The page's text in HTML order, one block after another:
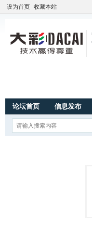
设为首页 收藏本站
论坛首页 信息发布